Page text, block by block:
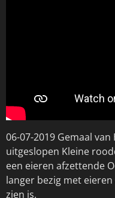
06-07-2019 Gemaal
uitgeslopen Kleine
een eieren afzettende
langer bezig met
zien is.